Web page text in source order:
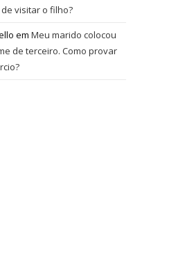
visitar o filho?
em Meu marido colocou
de terceiro. Como provar